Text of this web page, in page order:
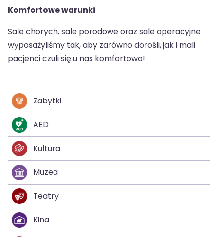
Komfortowe warunki
Sale chorych, sale porodowe oraz sale operacyjne
wyposażyliśmy tak, aby zarówno dorośli, jak i mali
pacjenci czuli się u nas komfortowo!
Zabytki
AED
Kultura
Muzea
Teatry
Kina